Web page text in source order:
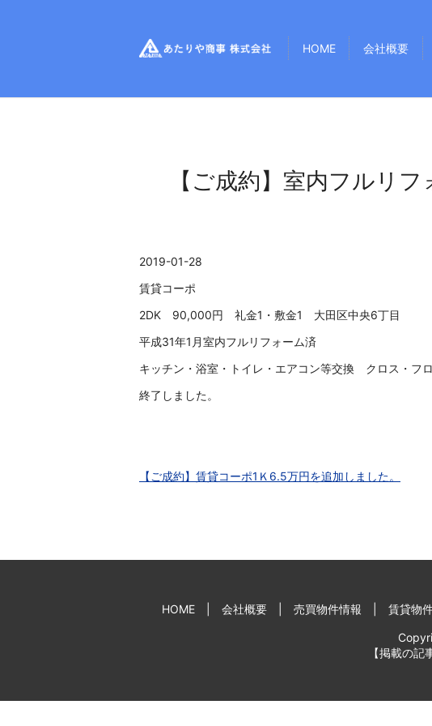
HOME 会社概要
【ご成約】室内フルリ
2019-01-28
賃貸コーポ
2DK 90,000円 礼金1・敷金1 大田区中央6丁目
平成31年1月室内フルリフォーム済
キッチン・浴室・トイレ・エアコン等交換 クロス・フ
終了しました。
【ご成約】賃貸コーポ1Ｋ6.5万円を追加しました。
HOME 会社概要 売買物件情報 賃貸物
【掲載の